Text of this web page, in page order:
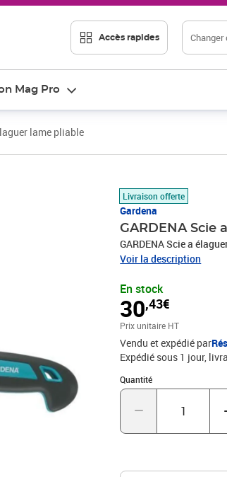
Accès rapides Changer
Mag Pro
lame pliable
Livraison offerte
Gardena
GARDENA Scie
GARDENA Scie a
Voir la description
En stock
30,43€
Prix 30,43€
Prix unitaire HT
Vendu et expédié par
Expédié sous 1 jour
Quantité
Quantité : 1